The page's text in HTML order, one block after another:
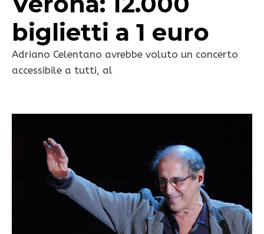
biglietti a 1 euro
Adriano Celentano avrebbe voluto un concerto
accessibile a tutti, al